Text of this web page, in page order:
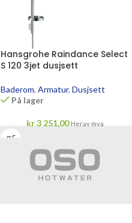
Hansgrohe Raindance Select
S 120 3jet dusjsett
Baderom, Armatur, Dusjsett
På lager
kr3 251,00 Herav mva